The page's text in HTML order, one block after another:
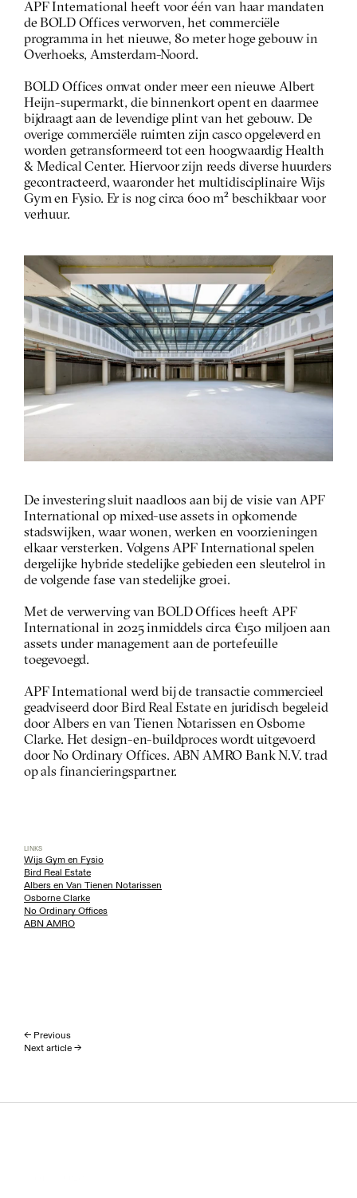
APF International heeft voor één van haar mandaten
de BOLD Offices verworven, het commerciële
programma in het nieuwe, 80 meter hoge gebouw in
Overhoeks, Amsterdam-Noord.
BOLD Offices omvat onder meer een nieuwe Albert
Heijn-supermarkt, die binnenkort opent en daarmee
bijdraagt aan de levendige plint van het gebouw. De
overige commerciële ruimten zijn casco opgeleverd en
worden getransformeerd tot een hoogwaardig Health
& Medical Center. Hiervoor zijn reeds diverse huurders
gecontracteerd, waaronder het multidisciplinaire Wijs
Gym en Fysio. Er is nog circa 600 m² beschikbaar voor
verhuur.
De investering sluit naadloos aan bij de visie van APF
International op mixed-use assets in opkomende
stadswijken, waar wonen, werken en voorzieningen
elkaar versterken. Volgens APF International spelen
dergelijke hybride stedelijke gebieden een sleutelrol in
de volgende fase van stedelijke groei.
Met de verwerving van BOLD Offices heeft APF
International in 2025 inmiddels circa €150 miljoen aan
assets under management aan de portefeuille
toegevoegd.
APF International werd bij de transactie commercieel
geadviseerd door Bird Real Estate en juridisch begeleid
door Albers en van Tienen Notarissen en Osborne
Clarke. Het design-en-buildproces wordt uitgevoerd
door No Ordinary Offices. ABN AMRO Bank N.V. trad
op als financieringspartner.
LINKS
Wijs Gym en Fysio
Bird Real Estate
Albers en Van Tienen Notarissen
Osborne Clarke
No Ordinary Offices
ABN AMRO
← Previous
Next article →